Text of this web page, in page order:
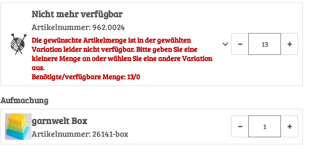
Nicht mehr verfügbar
Artikelnummer:962.0024
Die gewünschte Artikelmenge ist in der gewählten
Variation leider nicht verfügbar. Bitte geben Sie eine
kleinere Menge an oder wählen Sie eine andere Variation
aus.
Benötigte/verfügbare Menge: 13/0
− +
Aufmachung
garnwelt Box
Artikelnummer: 26141-box
− +